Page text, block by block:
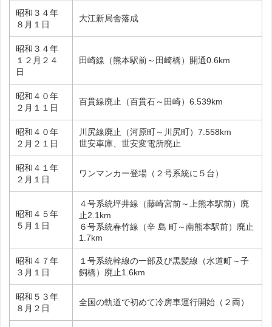
昭和３４年
８月１日
大江新局舎落成
昭和３４年
１２月２４
日
田崎線（熊本駅前～田崎橋）開通0.6km
昭和４０年
２月１１日
百貫線廃止（百貫石～田崎）6.539km
昭和４０年
２月２１日
川尻線廃止（河原町～川尻町）7.558km
世安車庫、世安変電所廃止
昭和４１年
２月１日
ワンマンカー登場（２号系統に５台）
昭和４５年
５月１日
４号系統坪井線（藤崎宮前～上熊本駅前）廃
止2.1km
６号系統春竹線（辛 島 町～南熊本駅前）廃止
1.7km
昭和４７年
３月１日
１号系統幹線の一部及び黒髪線（水道町～子
飼橋）廃止1.6km
昭和５３年
８月２日
全国の軌道で初めて冷房車運行開始（２両）